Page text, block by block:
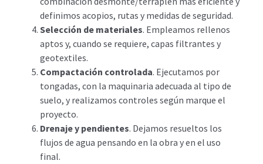
definimos acopios, rutas y medidas de seguridad.
Selección de materiales. Empleamos rellenos
aptos y, cuando se requiere, capas filtrantes y
geotextiles.
Compactación controlada. Ejecutamos por
tongadas, con la maquinaria adecuada al tipo de
suelo, y realizamos controles según marque el
proyecto.
Drenaje y pendientes. Dejamos resueltos los
flujos de agua pensando en la obra y en el uso
final.